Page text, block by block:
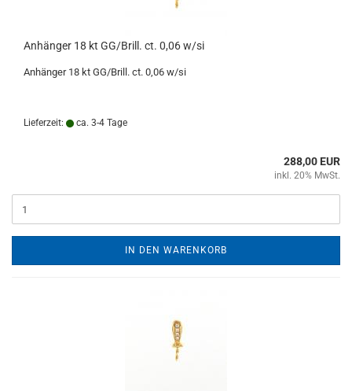
Anhänger 18 kt GG/Brill. ct. 0,06 w/si
Anhänger 18 kt GG/Brill. ct. 0,06 w/si
Lieferzeit: ca. 3-4 Tage
288,00 EUR
inkl. 20% MwSt.
IN DEN WARENKORB